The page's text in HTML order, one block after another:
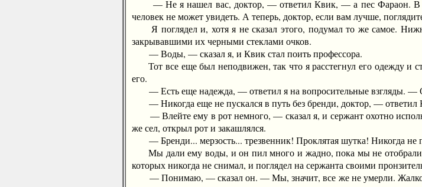
— Не я нашел вас, доктор, — ответил Квик, — а пес Фараон. В
человек не может увидеть. А теперь, доктор, если вам лучше,
Я поглядел и, хотя я не сказал этого, подумал то же самое.
закрывавшими их черными стеклами очков.
— Воды, — сказал я, и Квик стал поить профессора.
Тот все еще был неподвижен, так что я расстегнул его одежду и
его.
— Есть еще надежда, — ответил я на вопросительные взгляды. —
— Никогда еще не пускался в путь без бренди, доктор, — ответил
— Влейте ему в рот немного, — сказал я, и сержант охотно
же сел, открыл рот и закашлялся.
— Бренди... мерзость... трезвенник! Проклятая шутка! Никогда
Мы дали ему воды, и он пил много и жадно, пока мы не отобрали
которых никогда не снимал, и поглядел на сержанта своими
— Понимаю, — сказал он. — Мы, значит, все же не умерли. Жалко,